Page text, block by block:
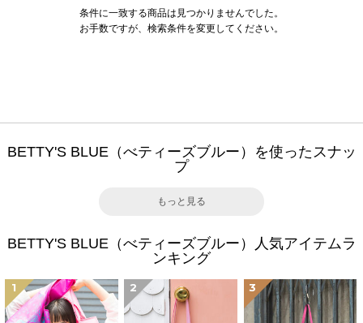
条件に一致する商品は見つかりませんでした。
お手数ですが、検索条件を変更してください。
BETTY'S BLUE（べティーズブルー）を使ったスナッ
プ
もっと見る
BETTY'S BLUE（べティーズブルー）人気アイテムラ
ンキング
1 2 3